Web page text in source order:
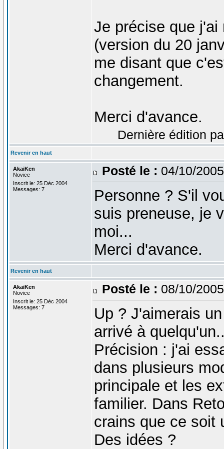
Je précise que j'ai
(version du 20
me disant que
changement.
Merci d'avance.
Dernière édition
Revenir en haut
AkaiKen
Novice
Inscrit le: 25 Déc 2004
Messages: 7
Posté le : 04/10/
Personne ? S'il
suis preneuse, je
moi...
Merci d'avance.
Revenir en haut
AkaiKen
Novice
Inscrit le: 25 Déc 2004
Messages: 7
Posté le : 08/10/
Up ? J'aimerais
arrivé à
Précision : j'ai
dans plusieurs
principale et les
familier. Dans
crains que ce soit
Des idées ?